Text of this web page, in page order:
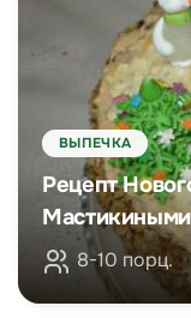
ВЫПЕЧКА
Рецепт
8-10 порц.